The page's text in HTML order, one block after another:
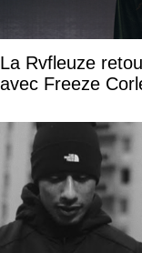
La Rvfleuze
avec Freeze